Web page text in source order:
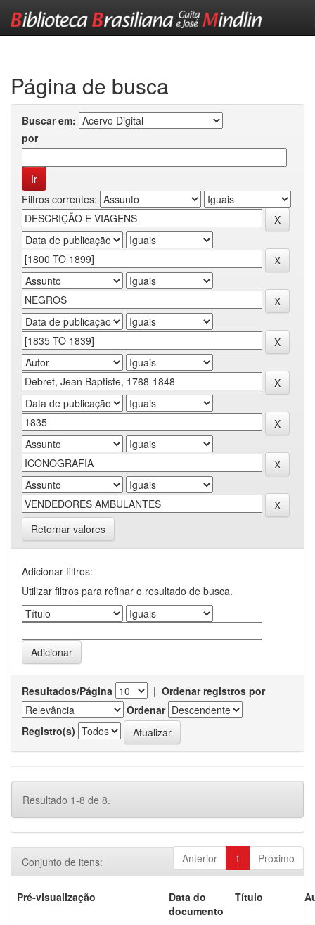
Página de busca
Buscar em:
por
Filtros correntes:
Retornar valores
Adicionar filtros:
Utilizar filtros para refinar o resultado de busca.
Resultados/Página | Ordenar registros por
Ordenar
Registro(s)
Resultado 1-8 de 8.
Anterior 1 Próximo
Conjunto de itens:
Pré-visualização
Data do
documento
Título